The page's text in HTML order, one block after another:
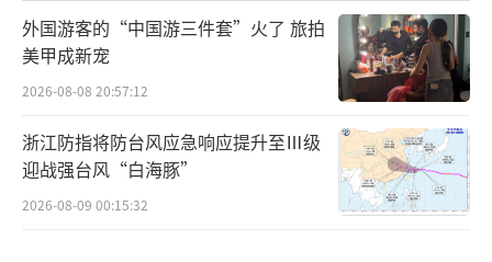
外国游客的“中国游三件套”火了 旅拍
美甲成新宠
2026-08-08 20:57:12
浙江防指将防台风应急响应提升至Ⅲ级
迎战强台风“白海豚”
2026-08-09 00:15:32